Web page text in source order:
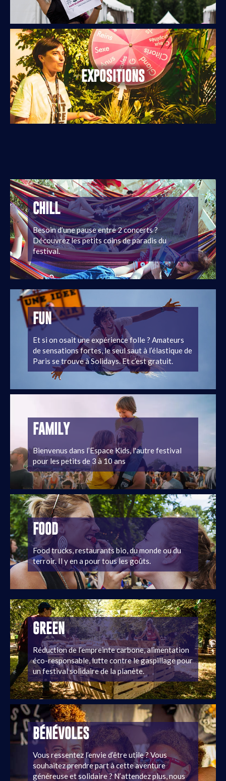
EXPOSITIONS
CHILL
Besoin d’une pause entre 2 concerts ?
Découvrez les petits coins de paradis du
festival.
FUN
Et si on osait une expérience folle ? Amateurs
de sensations fortes, le seul saut à l’élastique de
Paris se trouve à Solidays. Et c’est gratuit.
FAMILY
Bienvenus dans l’Espace Kids, l'autre festival
pour les petits de 3 à 10 ans
FOOD
Food trucks, restaurants bio, du monde ou du
terroir. Il y en a pour tous les goûts.
GREEN
Réduction de l’empreinte carbone, alimentation
éco-responsable, lutte contre le gaspillage pour
un festival solidaire de la planète.
BÉNÉVOLES
Vous ressentez l’envie d’être utile ? Vous
souhaitez prendre part à cette aventure
généreuse et solidaire ? N’attendez plus, nous